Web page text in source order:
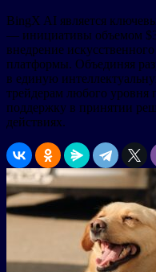
BingX AI является
— инициативы объемом
внедрение
платформы. Объединяя
в единую
трейдерам любого уровня
поддержку в принятии
действиях.